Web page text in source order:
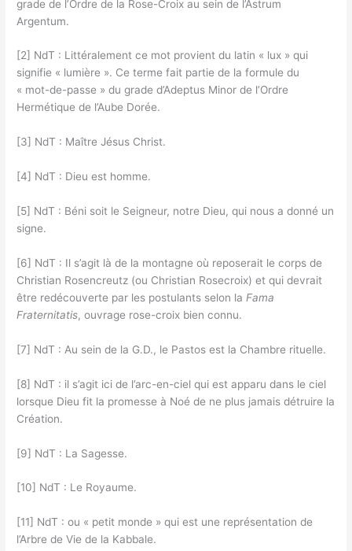
grade de l’Ordre de la Rose-Croix au sein de l’Astrum
Argentum.
[2] NdT : Littéralement ce mot provient du latin « lux » qui
signifie « lumière ». Ce terme fait partie de la formule du
« mot-de-passe » du grade d’Adeptus Minor de l’Ordre
Hermétique de l’Aube Dorée.
[3] NdT : Maître Jésus Christ.
[4] NdT : Dieu est homme.
[5] NdT : Béni soit le Seigneur, notre Dieu, qui nous a donné un
signe.
[6] NdT : Il s’agit là de la montagne où reposerait le corps de
Christian Rosencreutz (ou Christian Rosecroix) et qui devrait
être redécouverte par les postulants selon la Fama
Fraternitatis, ouvrage rose-croix bien connu.
[7] NdT : Au sein de la G.D., le Pastos est la Chambre rituelle.
[8] NdT : il s’agit ici de l’arc-en-ciel qui est apparu dans le ciel
lorsque Dieu fit la promesse à Noé de ne plus jamais détruire la
Création.
[9] NdT : La Sagesse.
[10] NdT : Le Royaume.
[11] NdT : ou « petit monde » qui est une représentation de
l’Arbre de Vie de la Kabbale.